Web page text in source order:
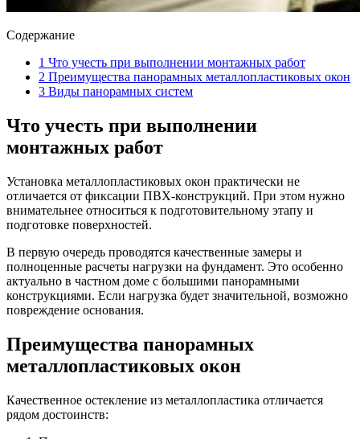
Содержание
1 Что учесть при выполнении монтажных работ
2 Преимущества панорамных металлопластиковых окон
3 Виды панорамных систем
Что учесть при выполнении
монтажных работ
Установка металлопластиковых окон практически не
отличается от фиксации ПВХ-конструкций. При этом нужно
внимательнее относиться к подготовительному этапу и
подготовке поверхностей.
В первую очередь проводятся качественные замеры и
полноценные расчеты нагрузки на фундамент. Это особенно
актуально в частном доме с большими панорамными
конструкциями. Если нагрузка будет значительной, возможно
повреждение основания.
Преимущества панорамных
металлопластиковых окон
Качественное остекление из металлопластика отличается
рядом достоинств: